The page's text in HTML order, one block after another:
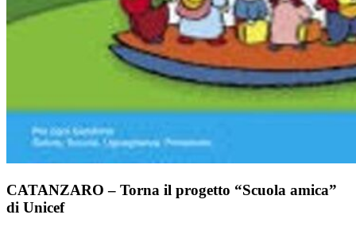
CATANZARO – Torna il progetto “Scuola amica”
di Unicef